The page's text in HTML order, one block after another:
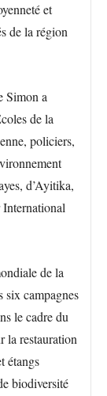
et
de la région
Simon a
de la
policiers,
d’Ayitika,
de la
six campagnes
le cadre du
la restauration
étangs
biodiversité